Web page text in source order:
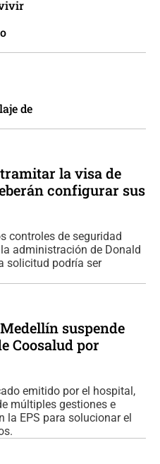
de
la visa de
configurar sus
controles de seguridad
administración de Donald
solicitud podría ser
suspende
Coosalud por
emitido por el hospital,
múltiples gestiones e
la EPS para solucionar el